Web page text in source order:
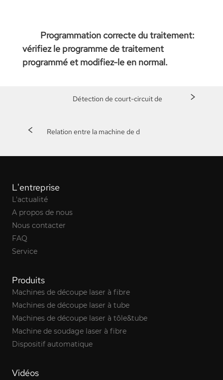
Programmation correcte du traitement:
vérifiez le programme de traitement
programmé et modifiez-le en normal.
Détection de court-circuit de >
< Relation entre la machine de d
L'entreprise
L'actualité
A propos de nous
Nous contacter
FAQ
Service
Produits
Machines de découpe laser à fibre
Machines de découpe laser à tube
Machines de découpe laser à tôle&tube
Machine de soudage laser à fibre
Dispositif automatique
Vidéos